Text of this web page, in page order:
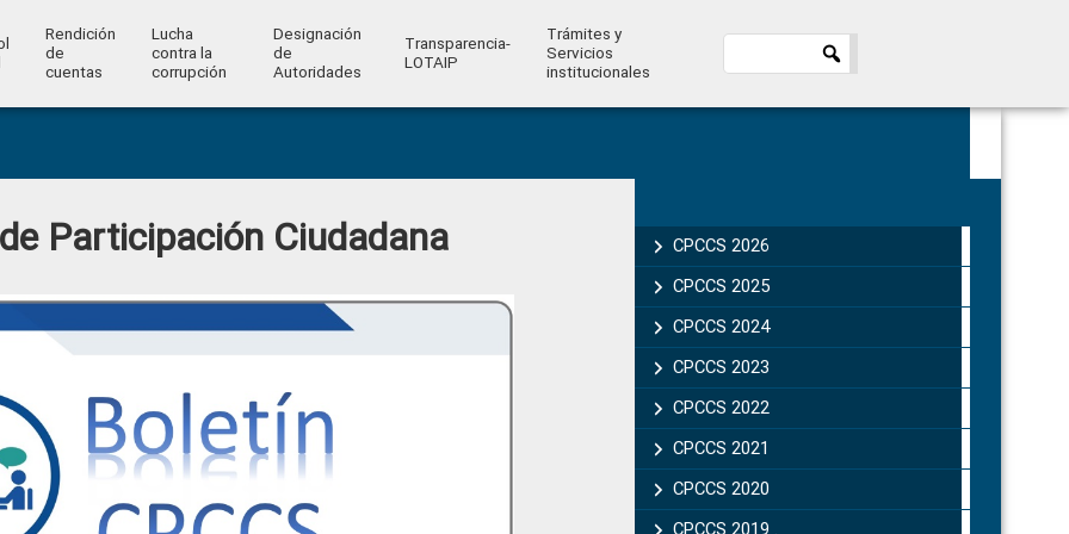
Rendición
de
cuentas
Lucha
contra la
corrupción
Designación
de
Autoridades
Transparencia-
LOTAIP
Trámites y
Servicios
institucionales
Participación Ciudadana
Sidebar
CPCCS 2026
CPCCS 2025
CPCCS 2024
CPCCS 2023
CPCCS 2022
CPCCS 2021
CPCCS 2020
CPCCS 2019 .